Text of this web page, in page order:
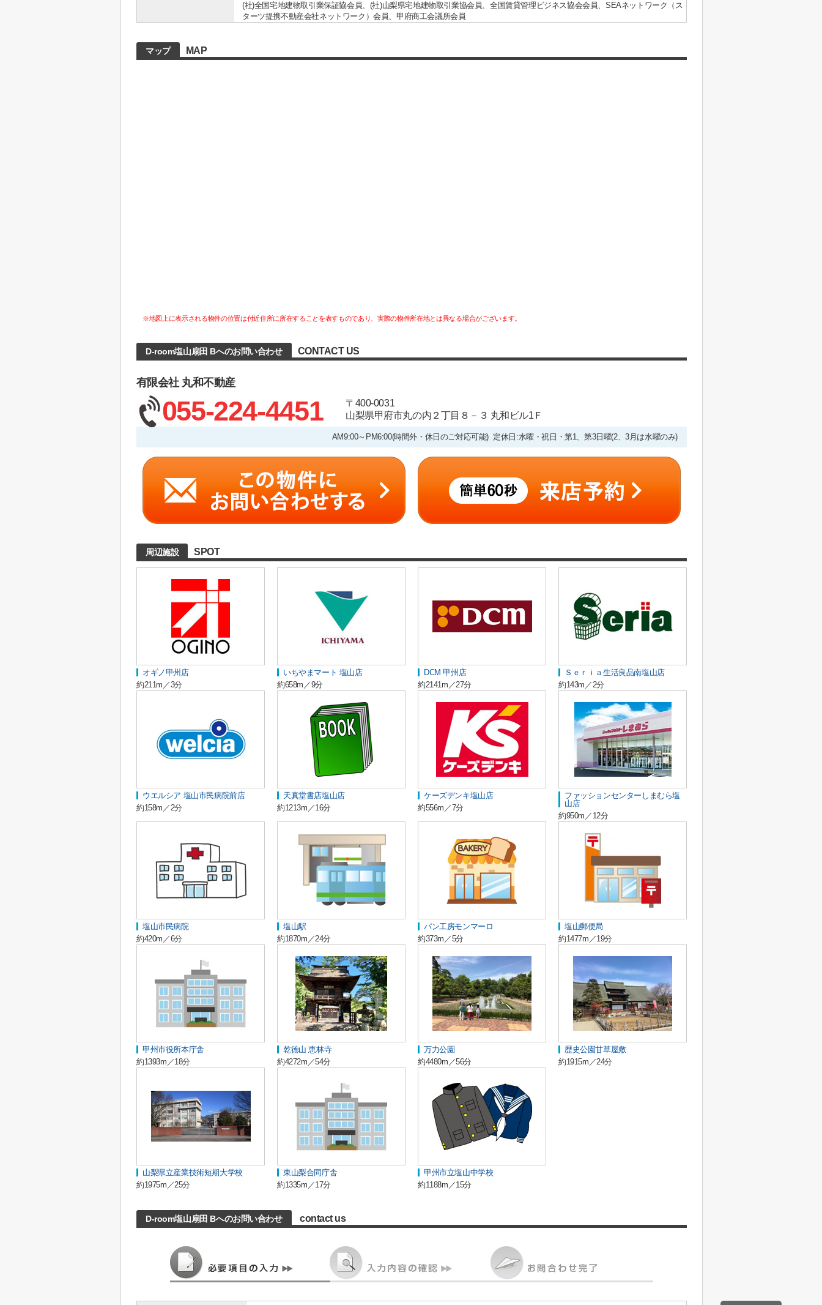
(社)全国宅地建物取引業保証協会員、(社)山梨県宅地建物取引業協会員、全国賃貸管理ビジネス協会会員、SEAネットワーク（ス
ターツ提携不動産会社ネットワーク）会員、甲府商工会議所会員
マップ MAP
※地図上に表示される物件の位置は付近住所に所在することを表すものであり、実際の物件所在地とは異なる場合がございます。
D-room塩山扇田 Bへのお問い合わせ CONTACT US
有限会社 丸和不動産
055-224-4451
〒400-0031
山梨県甲府市丸の内２丁目８－３ 丸和ビル1Ｆ
AM9:00～PM6:00(時間外・休日のご対応可能) 定休日:水曜・祝日・第1、第3日曜(2、3月は水曜のみ)
周辺施設 SPOT
オギノ甲州店
約211m／3分
いちやまマート 塩山店
約658m／9分
DCM 甲州店
約2141m／27分
Ｓｅｒｉａ生活良品南塩山店
約143m／2分
ウエルシア 塩山市民病院前店
約158m／2分
天真堂書店塩山店
約1213m／16分
ケーズデンキ塩山店
約556m／7分
ファッションセンターしまむら塩
山店
約950m／12分
塩山市民病院
約420m／6分
塩山駅
約1870m／24分
パン工房モンマーロ
約373m／5分
塩山郵便局
約1477m／19分
甲州市役所本庁舎
約1393m／18分
乾徳山 恵林寺
約4272m／54分
万力公園
約4480m／56分
歴史公園甘草屋敷
約1915m／24分
山梨県立産業技術短期大学校
約1975m／25分
東山梨合同庁舎
約1335m／17分
甲州市立塩山中学校
約1188m／15分
D-room塩山扇田 Bへのお問い合わせ contact us